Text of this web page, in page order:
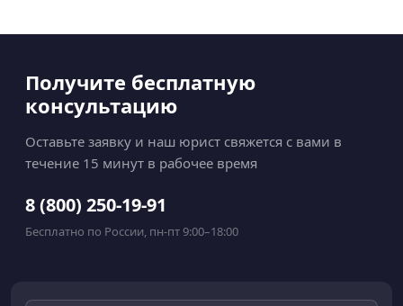
Получите бесплатную
консультацию
Оставьте заявку и наш юрист свяжется с вами в
течение 15 минут в рабочее время
8 (800) 250-19-91
Бесплатно по России, пн-пт 9:00–18:00